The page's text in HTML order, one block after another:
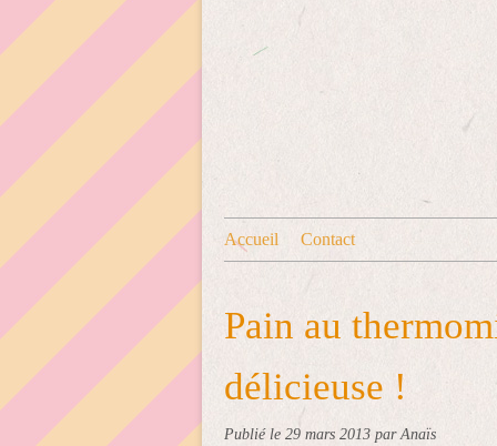
Accueil Contact
Pain au
délicieuse !
Publié le 29 mars 2013 par Anaïs